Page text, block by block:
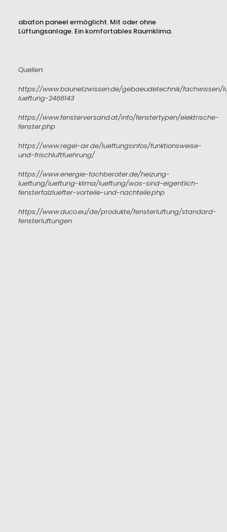
abaton paneel ermöglicht. Mit oder ohne
Lüftungsanlage. Ein komfortables Raumklima.
Quellen:
https://www.baunetzwissen.de/gebaeudetechnik/fachwissen/
lueftung-2466143
https://www.fensterversand.at/info/fenstertypen/elektrische-
fenster.php
https://www.regel-air.de/lueftungsinfos/funktionsweise-
und-frischluftfuehrung/
https://www.energie-fachberater.de/heizung-
lueftung/lueftung-klima/lueftung/was-sind-eigentlich-
fensterfalzluefter-vorteile-und-nachteile.php
https://www.duco.eu/de/produkte/fensterluftung/standard-
fensterluftungen